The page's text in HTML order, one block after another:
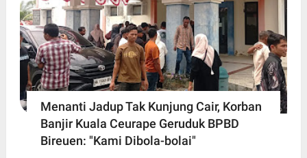
Menanti Jadup Tak Kunjung Cair, Korban
Banjir Kuala Ceurape Geruduk BPBD
Bireuen: "Kami Dibola-bolai"